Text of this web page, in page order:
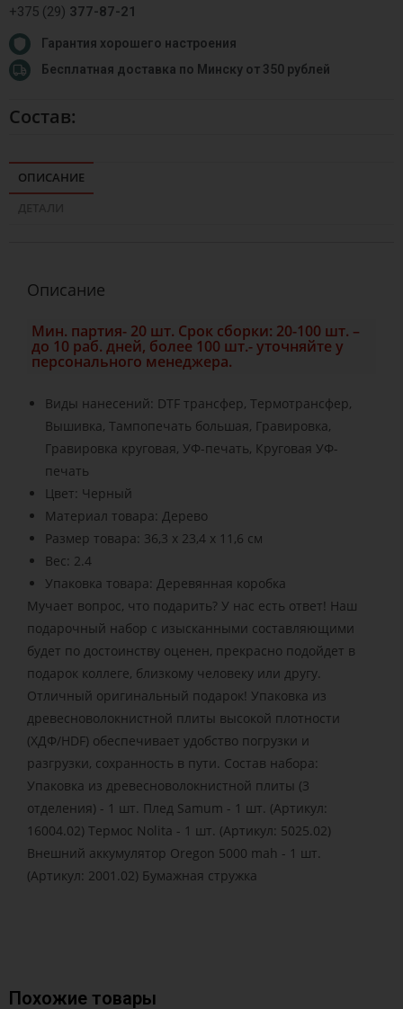
+375 (29) 377-87-21
Гарантия хорошего настроения
Бесплатная доставка по Минску от 350 рублей
Состав:
ОПИСАНИЕ
Описание
Мин. партия- 20 шт. Срок сборки: 20-100 шт. –
до 10 раб. дней, более 100 шт.- уточняйте у
персонального менеджера.
Виды нанесений: DTF трансфер, Термотрансфер,
Вышивка, Тампопечать большая, Гравировка,
Гравировка круговая, УФ-печать, Круговая УФ-
печать
Цвет: Черный
Материал товара: Дерево
Размер товара: 36,3 х 23,4 х 11,6 см
Вес: 2.4
Упаковка товара: Деревянная коробка
Мучает вопрос, что подарить? У нас есть ответ! Наш
подарочный набор с изысканными составляющими
будет по достоинству оценен, прекрасно подойдет в
подарок коллеге, близкому человеку или другу.
Отличный оригинальный подарок! Упаковка из
древесноволокнистной плиты высокой плотности
(ХДФ/HDF) обеспечивает удобство погрузки и
разгрузки, сохранность в пути. Состав набора:
Упаковка из древесноволокнистной плиты (3
отделения) - 1 шт. Плед Samum - 1 шт. (Артикул:
16004.02) Термос Nolita - 1 шт. (Артикул: 5025.02)
Внешний аккумулятор Oregon 5000 mah - 1 шт.
(Артикул: 2001.02) Бумажная стружка
Похожие товары